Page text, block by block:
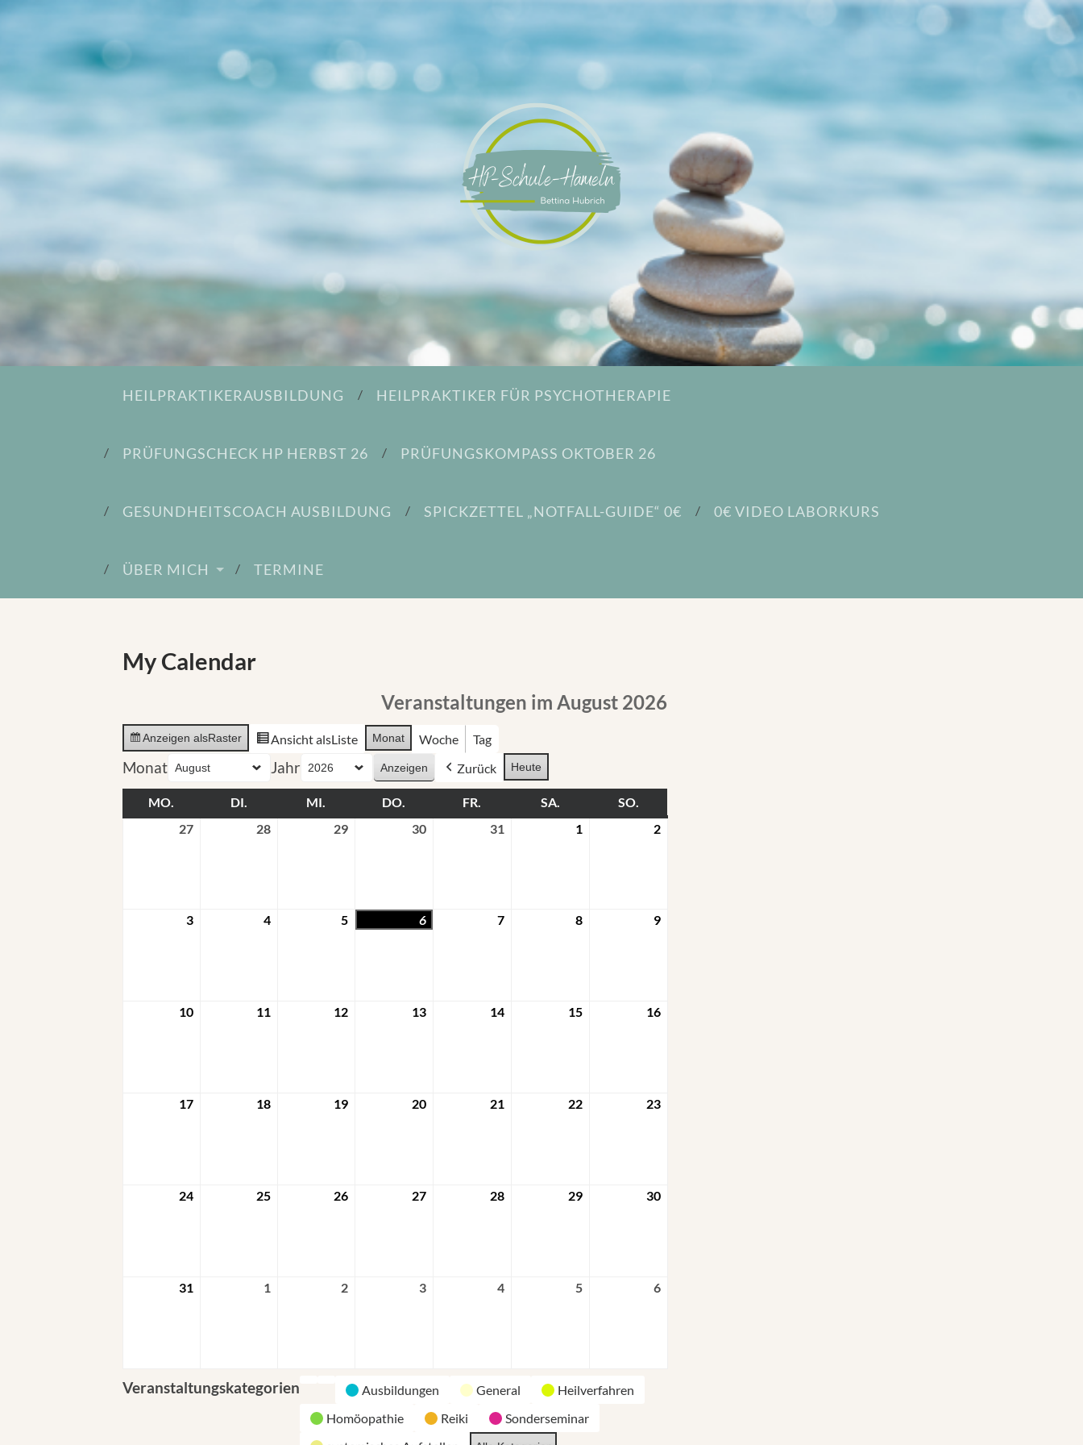
HEILPRAKTIKERAUSBILDUNG HEILPRAKTIKER FÜR PSYCHOTHERAPIE
PRÜFUNGSCHECK HP HERBST 26 PRÜFUNGSKOMPASS OKTOBER 26
GESUNDHEITSCOACH AUSBILDUNG SPICKZETTEL „NOTFALL-GUIDE“ 0€ 0€ VIDEO LABORKURS
ÜBER MICH TERMINE
My Calendar
Veranstaltungen im August 2026
Anzeigen alsRaster Ansicht alsListe Monat Woche Tag
Monat Jahr Zurück Heute
MO. DI. MI. DO. FR. SA.
SO.
27
28 29 30 31 1 2
3 4 5 6 7 8 9
10 11 12 13 14 15 16
17 18 19 20 21 22 23
24 25 26 27 28 29 30
31 1 2 3 4 5 6
Veranstaltungskategorien Ausbildungen General
Heilverfahren
Homöopathie
Reiki
Sonderseminar